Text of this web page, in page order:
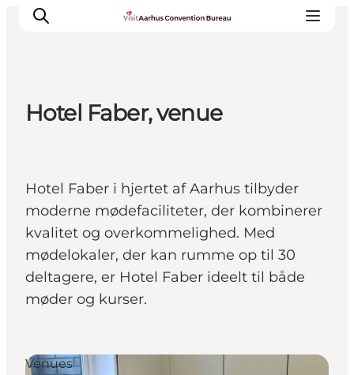
Vores service
Viden & Netværk
Kontakt
Hotel Faber, venue
Hotel Faber i hjertet af Aarhus tilbyder
moderne mødefaciliteter, der kombinerer
kvalitet og overkommelighed. Med
mødelokaler, der kan rumme op til 30
deltagere, er Hotel Faber ideelt til både
møder og kurser.
Venues